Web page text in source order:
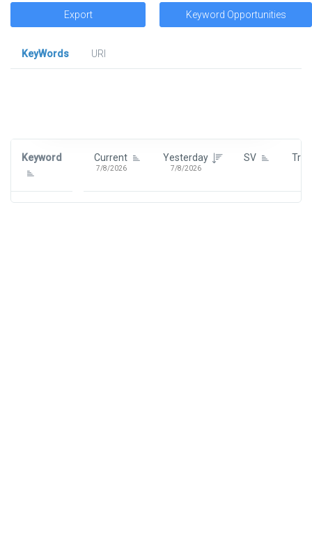
Export Keyword Opportunities
KeyWords
URl
Keyword Current
7/8/2026
Yesterday
7/8/2026
SV